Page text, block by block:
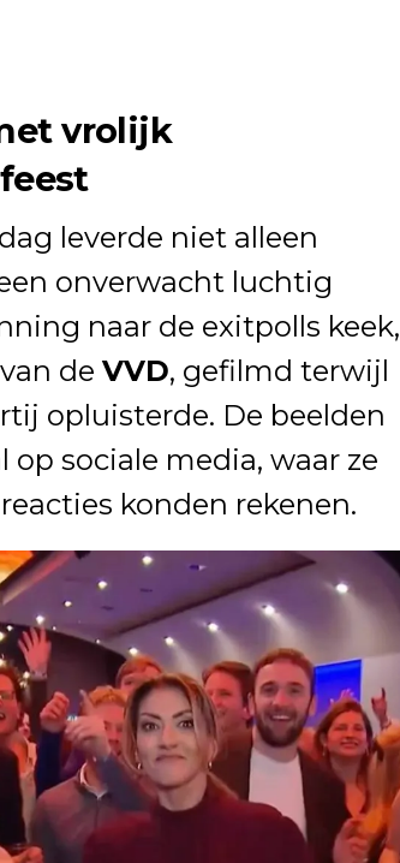
vrolijk
leverde niet alleen
onverwacht luchtig
naar de exitpolls keek,
de VVD, gefilmd terwijl
opluisterde. De beelden
sociale media, waar ze
konden rekenen.